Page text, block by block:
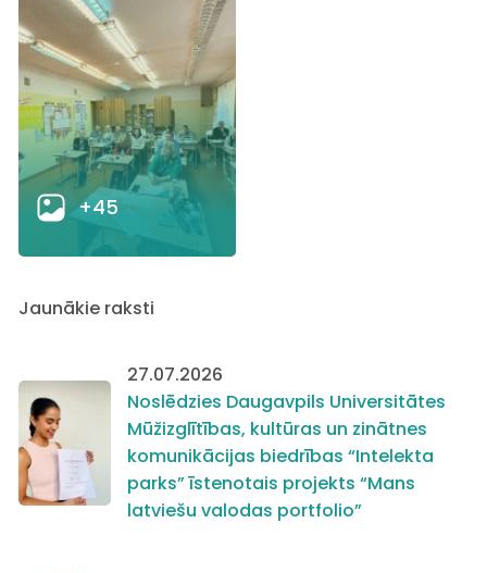
+45
Jaunākie raksti
27.07.2026
Noslēdzies Daugavpils Universitātes
Mūžizglītības, kultūras un zinātnes
komunikācijas biedrības “Intelekta
parks” īstenotais projekts “Mans
latviešu valodas portfolio”